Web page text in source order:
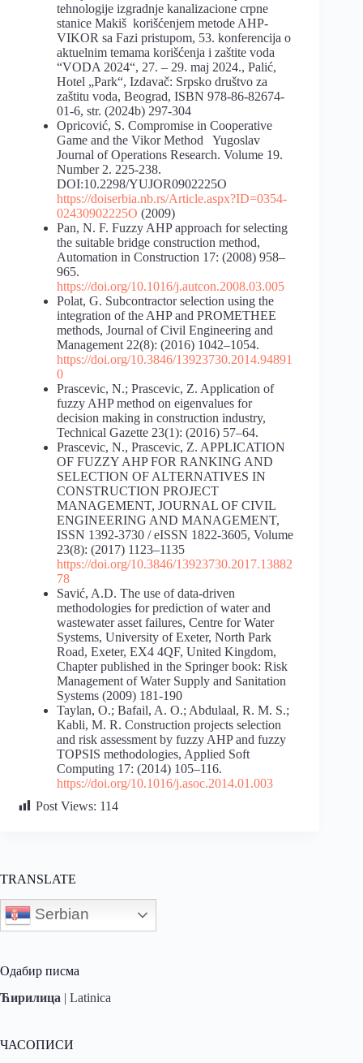
tehnologije izgradnje kanalizacione crpne
stanice Makiš korišćenjem metode AHP-
VIKOR sa Fazi pristupom, 53. konferencija o
aktuelnim temama korišćenja i zaštite voda
“VODA 2024“, 27. – 29. maj 2024., Palić,
Hotel „Park“, Izdavač: Srpsko društvo za
zaštitu voda, Beograd, ISBN 978-86-82674-
01-6, str. (2024b) 297-304
Opricović, S. Compromise in Cooperative
Game and the Vikor Method Yugoslav
Journal of Operations Research. Volume 19.
Number 2. 225-238.
DOI:10.2298/YUJOR0902225O
https://doiserbia.nb.rs/Article.aspx?ID=0354-
02430902225O (2009)
Pan, N. F. Fuzzy AHP approach for selecting
the suitable bridge construction method,
Automation in Construction 17: (2008) 958–
965.
https://doi.org/10.1016/j.autcon.2008.03.005
Polat, G. Subcontractor selection using the
integration of the AHP and PROMETHEE
methods, Journal of Civil Engineering and
Management 22(8): (2016) 1042–1054.
https://doi.org/10.3846/13923730.2014.94891
0
Prascevic, N.; Prascevic, Z. Application of
fuzzy AHP method on eigenvalues for
decision making in construction industry,
Technical Gazette 23(1): (2016) 57–64.
Prascevic, N., Prascevic, Z. APPLICATION
OF FUZZY AHP FOR RANKING AND
SELECTION OF ALTERNATIVES IN
CONSTRUCTION PROJECT
MANAGEMENT, JOURNAL OF CIVIL
ENGINEERING AND MANAGEMENT,
ISSN 1392-3730 / eISSN 1822-3605, Volume
23(8): (2017) 1123–1135
https://doi.org/10.3846/13923730.2017.13882
78
Savić, A.D. The use of data-driven
methodologies for prediction of water and
wastewater asset failures, Centre for Water
Systems, University of Exeter, North Park
Road, Exeter, EX4 4QF, United Kingdom,
Chapter published in the Springer book: Risk
Management of Water Supply and Sanitation
Systems (2009) 181-190
Taylan, O.; Bafail, A. O.; Abdulaal, R. M. S.;
Kabli, M. R. Construction projects selection
and risk assessment by fuzzy AHP and fuzzy
TOPSIS methodologies, Applied Soft
Computing 17: (2014) 105–116.
https://doi.org/10.1016/j.asoc.2014.01.003
Post Views: 114
TRANSLATE
Serbian
Одабир писма
Ћирилица | Latinica
ЧАСОПИСИ